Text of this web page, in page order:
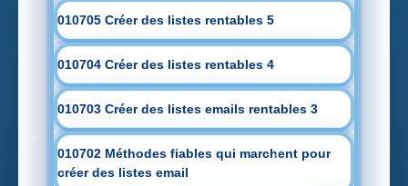
010705 Créer des listes rentables 5
010704 Créer des listes rentables 4
010703 Créer des listes emails rentables 3
010702 Méthodes fiables qui marchent pour
créer des listes email